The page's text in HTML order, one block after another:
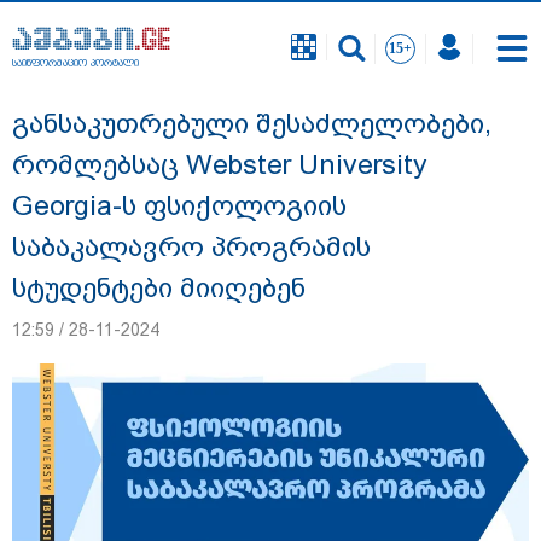
საინფორმაციო პორტალი
გიგა ავალიანის საქმეზე ნია იმნაძეს და
ანასტასია ბერუაშვილს ბრალდება
წარუდგინეს
საინფორმაციო პორტალი
განსაკუთრებული შესაძლელობები,
რომლებსაც Webster University
Georgia-ს ფსიქოლოგიის
საბაკალავრო პროგრამის
სტუდენტები მიიღებენ
12:59 / 28-11-2024